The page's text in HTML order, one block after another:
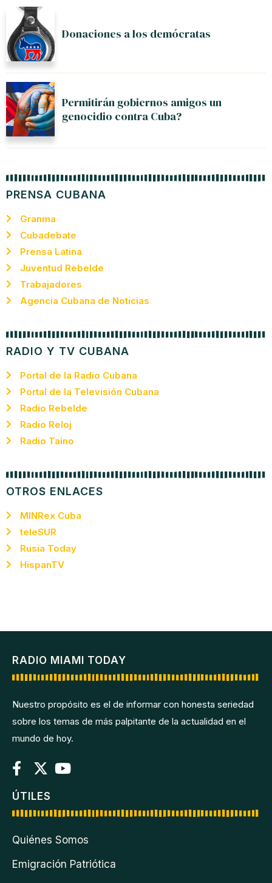
Donaciones a los demócratas
Permitirán gobiernos amigos un
genocidio contra Cuba?
PRENSA CUBANA
Granma
Cubadebate
Prensa Latina
Juventud Rebelde
Trabajadores
Agencia Cubana de Noticias
RADIO Y TV CUBANA
Portal de la Radio Cubana
Portal de la Televisión Cubana
Radio Rebelde
Radio Reloj
Radio Taíno
OTROS ENLACES
MINRex Cuba
teleSUR
Rusia Today
HispanTV
RADIO MIAMI TODAY
Nuestro propósito es el de informar con honesta seriedad
sobre los temas de más palpitante de la actualidad en el
mundo de hoy.
ÚTILES
Quiénes Somos
Emigración Patriótica